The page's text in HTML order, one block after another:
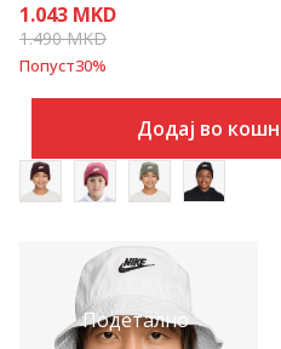
1.043 MKD
1.490MKD
Попуст30%
Додај во
Подетално